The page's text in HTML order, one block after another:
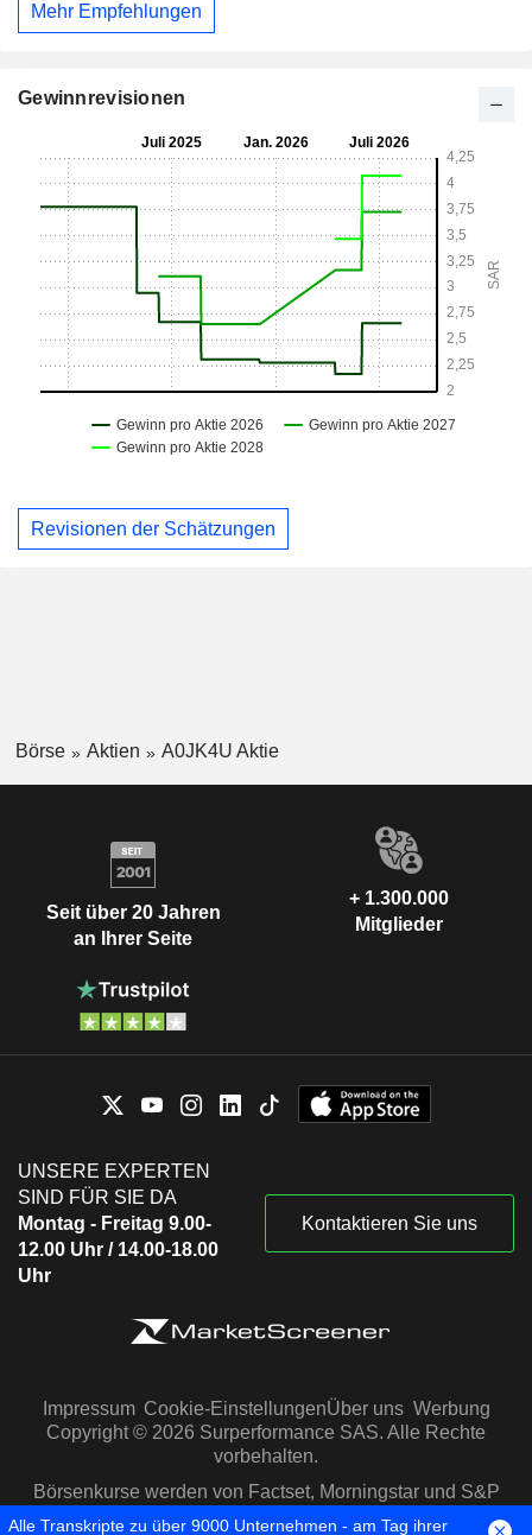
Mehr Empfehlungen
Gewinnrevisionen
Revisionen der Schätzungen
Börse Aktien A0JK4U Aktie
Seit über 20 Jahren
an Ihrer Seite
+ 1.300.000
Mitglieder
UNSERE EXPERTEN
SIND FÜR SIE DA
Montag - Freitag 9.00-
12.00 Uhr / 14.00-18.00
Uhr
Kontaktieren Sie uns
Impressum Cookie-EinstellungenÜber uns Werbung
Copyright © 2026 Surperformance SAS. Alle Rechte
vorbehalten.
Börsenkurse werden von Factset, Morningstar und S&P
Capital IQ zur Verfügung gestellt
Alle Transkripte zu über 9000 Unternehmen - am Tag ihrer